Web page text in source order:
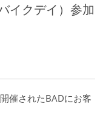
イクデイ）参加
催されたBADにお客